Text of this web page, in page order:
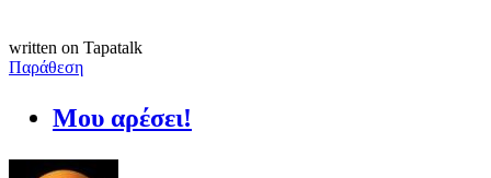
written on Tapatalk
Παράθεση
Μου αρέσει!